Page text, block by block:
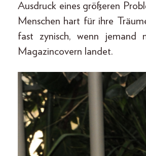
Ausdruck eines größeren
Menschen hart für ihre
fast zynisch, wenn jemand
Magazincovern landet.